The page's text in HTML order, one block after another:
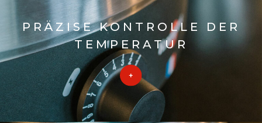
PRÄZISE KONTROLLE DER
TEMPERATUR